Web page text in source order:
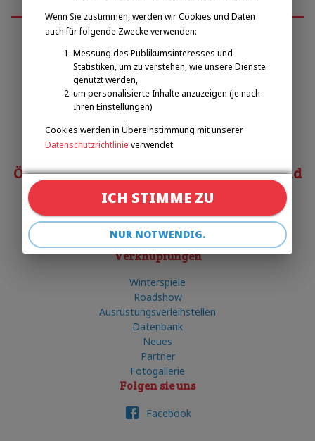
Emilova sportovní, z.s.
Pavel Zbožínek
+420 602 720 518
Österreichischer Behindertensportverband
costa@obsv.at
+43 332-61-34
Verknüpfungen
Winterspiele
Roadshow
Ausrüstungsverleihstellen
Datenbank
Neues
Partner
Fotogallerie
Folgen sie uns
Facebook
Wenn Sie zustimmen, werden wir Cookies und Daten
auch für folgende Zwecke verwenden:
Messung des Publikumsinteresses und
Statistiken, um zu verstehen, wie unsere Dienste
genutzt werden,
um personalisierte Inhalte anzuzeigen (je nach
Ihren Einstellungen)
Cookies werden in Übereinstimmung mit unserer
Datenschutzrichtlinie verwendet.
NUR NOTWENDIG.
ICH STIMME ZU